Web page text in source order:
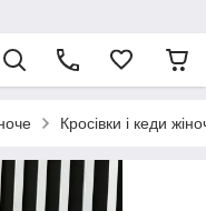
Кросівки і кеди